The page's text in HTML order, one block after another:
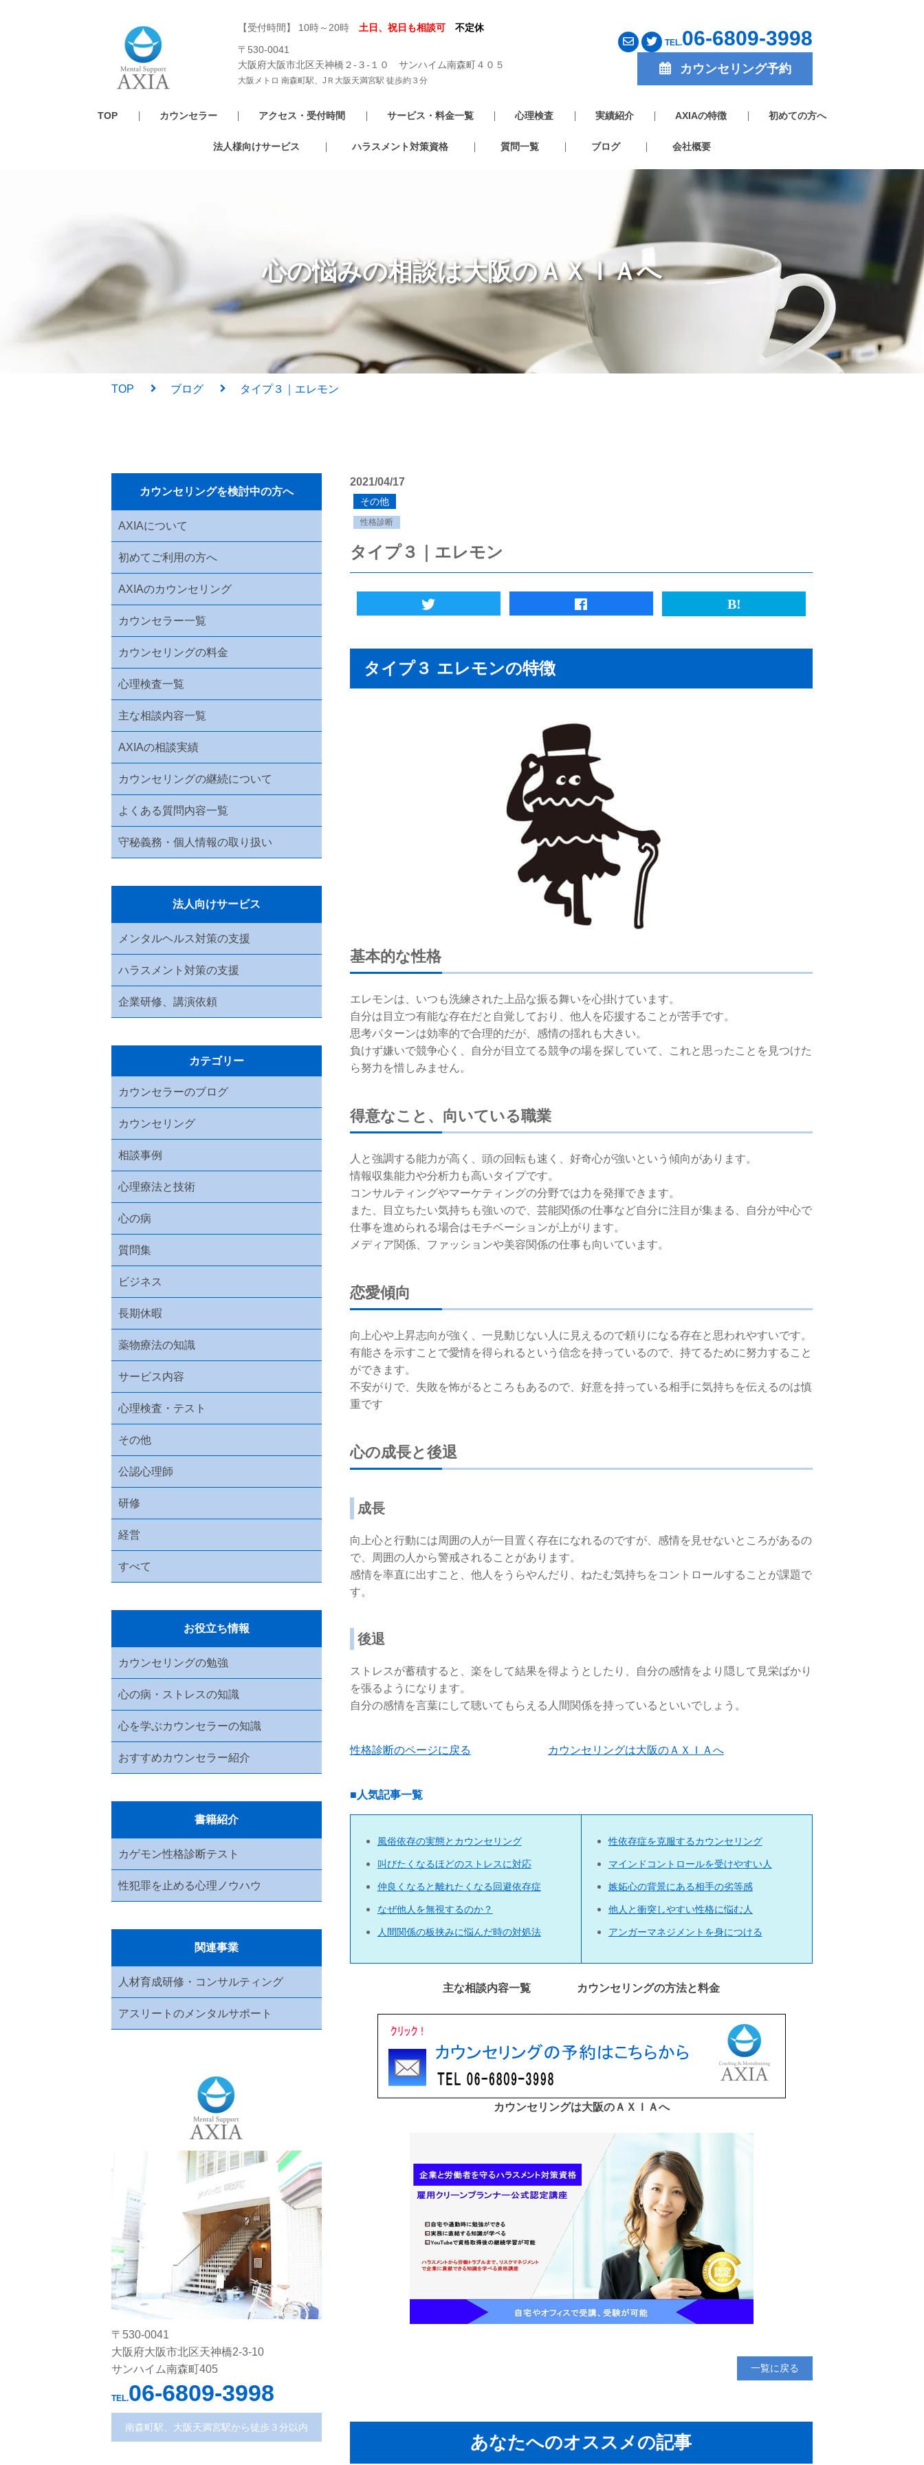
【受付時間】 10時～20時 土日、祝日も相談可 不定休
〒530-0041
大阪府大阪市北区天神橋２-３-１０ サンハイム南森町４０５
大阪メトロ 南森町駅、JＲ大阪天満宮駅 徒歩約３分
TEL.06-6809-3998
カウンセリング予約
TOP カウンセラー アクセス・受付時間 サービス・料金一覧 心理検査 実績紹介 AXIAの特徴 初めての方へ
法人様向けサービス ハラスメント対策資格 質問一覧 ブログ 会社概要
心の悩みの相談は大阪のＡＸＩＡへ
TOP ブログ タイプ３｜エレモン
2021/04/17
その他
性格診断
タイプ３｜エレモン
タイプ３ エレモンの特徴
基本的な性格
エレモンは、いつも洗練された上品な振る舞いを心掛けています。
自分は目立つ有能な存在だと自覚しており、他人を応援することが苦手です。
思考パターンは効率的で合理的だが、感情の揺れも大きい。
負けず嫌いで競争心く、自分が目立てる競争の場を探していて、これと思ったことを見つけた
ら努力を惜しみません。
得意なこと、向いている職業
人と強調する能力が高く、頭の回転も速く、好奇心が強いという傾向があります。
情報収集能力や分析力も高いタイプです。
コンサルティングやマーケティングの分野では力を発揮できます。
また、目立ちたい気持ちも強いので、芸能関係の仕事など自分に注目が集まる、自分が中心で
仕事を進められる場合はモチベーションが上がります。
メディア関係、ファッションや美容関係の仕事も向いています。
恋愛傾向
向上心や上昇志向が強く、一見動じない人に見えるので頼りになる存在と思われやすいです。
有能さを示すことで愛情を得られるという信念を持っているので、持てるために努力すること
ができます。
不安がりで、失敗を怖がるところもあるので、好意を持っている相手に気持ちを伝えるのは慎
重です
心の成長と後退
成長
向上心と行動には周囲の人が一目置く存在になれるのですが、感情を見せないところがあるの
で、周囲の人から警戒されることがあります。
感情を率直に出すこと、他人をうらやんだり、ねたむ気持ちをコントロールすることが課題で
す。
後退
ストレスが蓄積すると、楽をして結果を得ようとしたり、自分の感情をより隠して見栄ばかり
を張るようになります。
自分の感情を言葉にして聴いてもらえる人間関係を持っているといいでしょう。
性格診断のページに戻る カウンセリングは大阪のＡＸＩＡへ
一覧に戻る
あなたへのオススメの記事
カウンセリングを検討中の方へ
AXIAについて
初めてご利用の方へ
AXIAのカウンセリング
カウンセラー一覧
カウンセリングの料金
心理検査一覧
主な相談内容一覧
AXIAの相談実績
カウンセリングの継続について
よくある質問内容一覧
守秘義務・個人情報の取り扱い
法人向けサービス
メンタルヘルス対策の支援
ハラスメント対策の支援
企業研修、講演依頼
カテゴリー
カウンセラーのブログ
カウンセリング
相談事例
心理療法と技術
心の病
質問集
ビジネス
長期休暇
薬物療法の知識
サービス内容
心理検査・テスト
その他
公認心理師
研修
経営
すべて
お役立ち情報
カウンセリングの勉強
心の病・ストレスの知識
心を学ぶカウンセラーの知識
おすすめカウンセラー紹介
書籍紹介
カゲモン性格診断テスト
性犯罪を止める心理ノウハウ
関連事業
人材育成研修・コンサルティング
アスリートのメンタルサポート
〒530-0041
大阪府大阪市北区天神橋2-3-10
サンハイム南森町405
TEL.06-6809-3998
南森町駅、大阪天満宮駅から徒歩３分以内